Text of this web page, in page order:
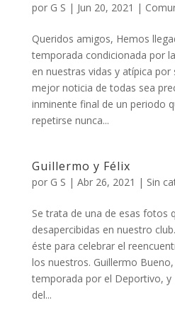
por G S | Jun 20, 2021 |
Queridos amigos, Hemos
temporada condicionada por
en nuestras vidas y atípica por
mejor noticia de todas sea
inminente final de un periodo
repetirse nunca...
Guillermo y Félix
por G S | Abr 26, 2021 | Sin
Se trata de una de esas fotos
desapercibidas en nuestro
éste para celebrar el
los nuestros. Guillermo
temporada por el Deportivo, y
del...